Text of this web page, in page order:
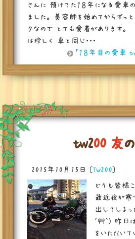
さんに 預けてた１８年になる愛車
ました。 美容師を始めてからずっ
クなので とても愛着があります。
は珍しく 車と同じ・・・
「１８年目の愛車
tw200 友の
2015年10月15日 [TW200]
どうも皆様
最近夜が寒
出してしまっ
´艸｀) 昨日
をいただいて